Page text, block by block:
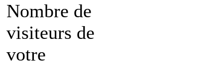
Nombre de
visiteurs de
votre